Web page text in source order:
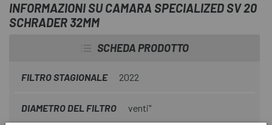
INFORMAZIONI SU CAMARA SPECIALIZED SV 20
SCHRADER 32MM
SCHEDA PRODOTTO
FILTRO STAGIONALE 2022
DIAMETRO DEL FILTRO venti"